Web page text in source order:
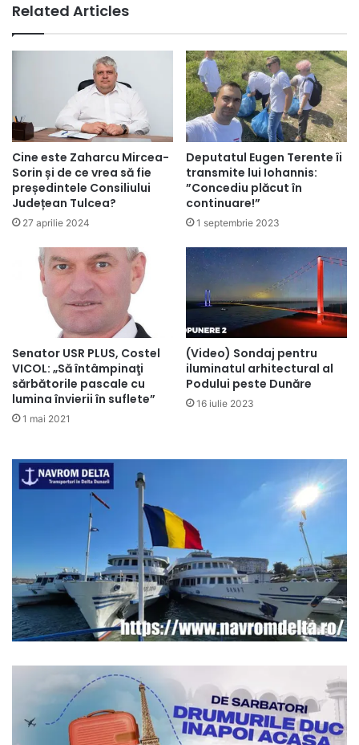
Related Articles
Cine este Zaharcu Mircea-
Sorin și de ce vrea să fie
președintele Consiliului
Județean Tulcea?
27 aprilie 2024
Deputatul Eugen Terente îi
transmite lui Iohannis:
”Concediu plăcut în
continuare!”
1 septembrie 2023
Senator USR PLUS, Costel
VICOL: „Să întâmpinaţi
sărbătorile pascale cu
lumina învierii în suflete”
1 mai 2021
(Video) Sondaj pentru
iluminatul arhitectural al
Podului peste Dunăre
16 iulie 2023